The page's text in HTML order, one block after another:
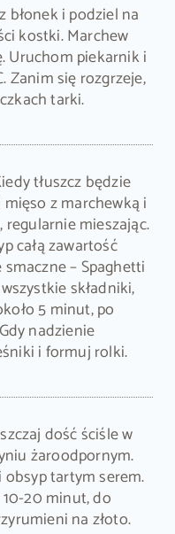
błonek i podziel na
kostki. Marchew
Uruchom piekarnik i
Zanim się rozgrzeje,
tarki.
tłuszcz będzie
z marchewką i
mieszając.
całą zawartość
– Spaghetti
składniki,
5 minut, po
nadzienie
i formuj rolki.
dość ściśle w
żaroodpornym.
tartym serem.
20 minut, do
na złoto.